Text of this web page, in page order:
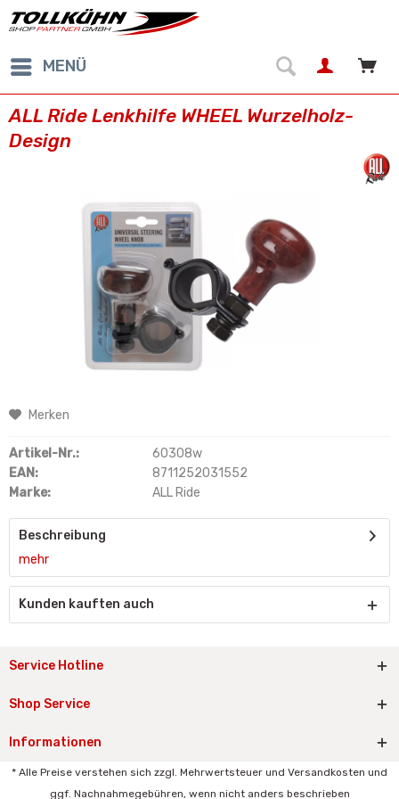
MENÜ
ALL Ride Lenkhilfe WHEEL Wurzelholz-
Design
Merken
Artikel-Nr.:
60308w
EAN:
8711252031552
Marke:
ALL Ride
Beschreibung
mehr
Kunden kauften auch
Service Hotline
Shop Service
Informationen
* Alle Preise verstehen sich zzgl. Mehrwertsteuer und Versandkosten und
ggf. Nachnahmegebühren, wenn nicht anders beschrieben